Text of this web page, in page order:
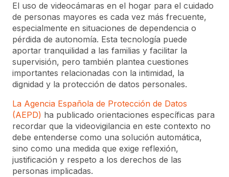
El uso de videocámaras en el hogar para el cuidado
de personas mayores es cada vez más frecuente,
especialmente en situaciones de dependencia o
pérdida de autonomía. Esta tecnología puede
aportar tranquilidad a las familias y facilitar la
supervisión, pero también plantea cuestiones
importantes relacionadas con la intimidad, la
dignidad y la protección de datos personales.
La Agencia Española de Protección de Datos
(AEPD) ha publicado orientaciones específicas para
recordar que la videovigilancia en este contexto no
debe entenderse como una solución automática,
sino como una medida que exige reflexión,
justificación y respeto a los derechos de las
personas implicadas.